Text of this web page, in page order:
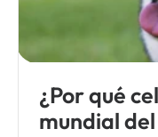
¿Por qué
mundial